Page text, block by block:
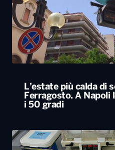
L’estate più calda di
Ferragosto. A
i 50 gradi